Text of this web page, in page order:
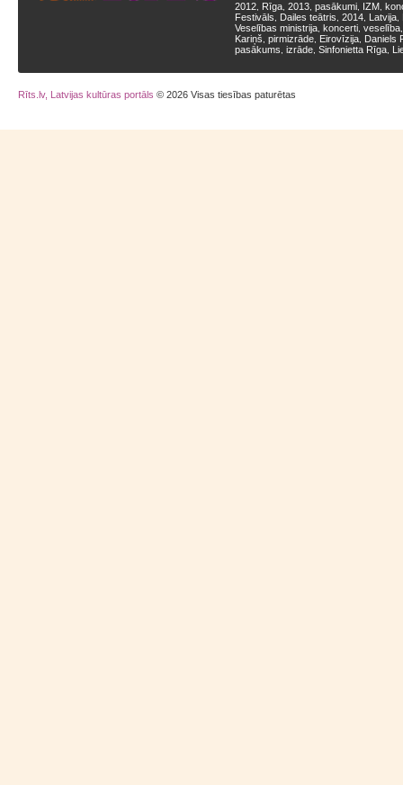
2012 Rīga 2013 pasākumi IZM
Festivāls
Dailes teātris 2014 Latvija
Veselības ministrija koncerti veselība
Kariņš pirmizrāde Eirovīzija Daniels
pasākums izrāde Sinfonietta Rīga
Rīts.lv, Latvijas kultūras portāls © 2026 Visas tiesības paturētas